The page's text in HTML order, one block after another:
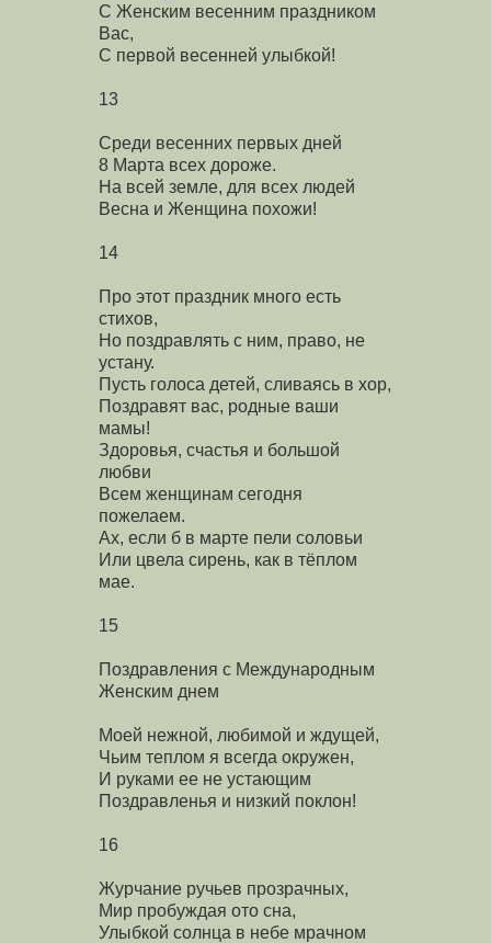
С Женским весенним праздником
Вас,
С первой весенней улыбкой!
13
Среди весенних первых дней
8 Марта всех дороже.
На всей земле, для всех людей
Весна и Женщина похожи!
14
Про этот праздник много есть
стихов,
Но поздравлять с ним, право, не
устану.
Пусть голоса детей, сливаясь в хор,
Поздравят вас, родные ваши
мамы!
Здоровья, счастья и большой
любви
Всем женщинам сегодня
пожелаем.
Ах, если б в марте пели соловьи
Или цвела сирень, как в тёплом
мае.
15
Поздравления с Международным
Женским днем
Моей нежной, любимой и ждущей,
Чьим теплом я всегда окружен,
И руками ее не устающим
Поздравленья и низкий поклон!
16
Журчание ручьев прозрачных,
Мир пробуждая ото сна,
Улыбкой солнца в небе мрачном